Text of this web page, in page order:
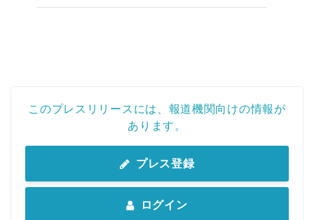
このプレスリリースには、報道機関向けの情報が
あります。
プレス登録
ログイン